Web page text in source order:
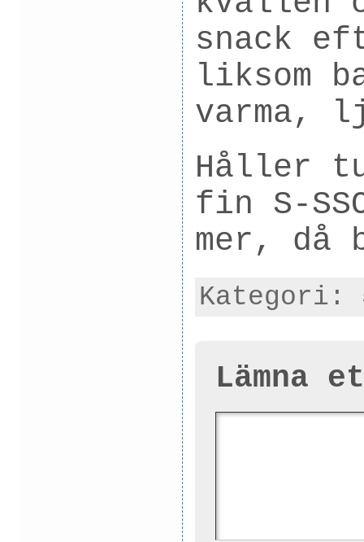
snack
liksom
varma,
Håller
fin S-
mer,
Kategori:
Lämna